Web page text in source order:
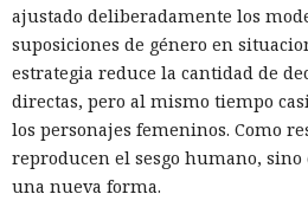
ajustado deliberadamente los
suposiciones de género en
estrategia reduce la cantidad de
directas, pero al mismo tiempo
los personajes femeninos. Como
reproducen el sesgo humano,
una nueva forma.